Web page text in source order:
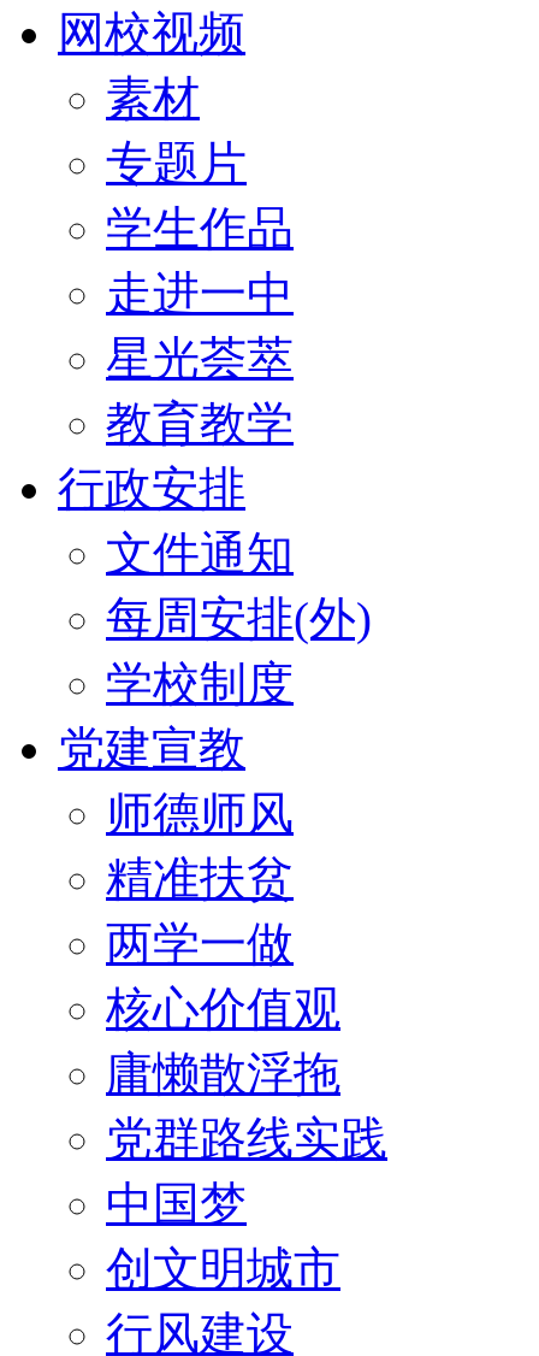
网校视频
素材
专题片
学生作品
走进一中
星光荟萃
教育教学
行政安排
文件通知
每周安排(外)
学校制度
党建宣教
师德师风
精准扶贫
两学一做
核心价值观
庸懒散浮拖
党群路线实践
中国梦
创文明城市
行风建设